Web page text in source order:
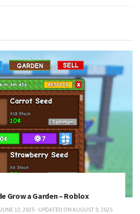
Grow a Garden – Roblox
JUNE 13, 2025 - UPDATED ON AUGUST 9, 2025